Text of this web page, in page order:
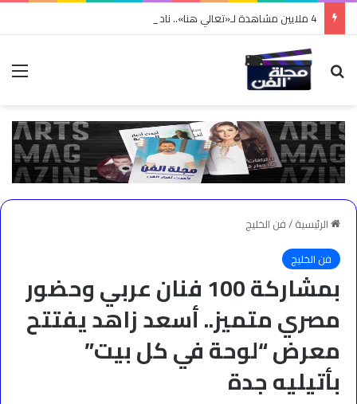
بحث عن
الرئيسية/فن الخليج
فن الخليج
بمشاركة 100 فنان عربي وحضور
مصري متميز.. أسعد زاهد يفتتح
معرض “لوحة في كل بيت”
بأتيليه جدة